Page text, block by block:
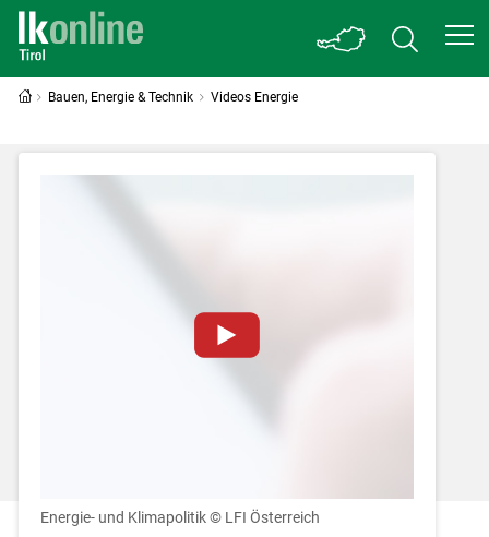
Bauen, Energie & Technik Videos Energie
Einstellungen jederzeit einsehen und
korrigieren
Energie- und Klimapolitik © LFI Österreich